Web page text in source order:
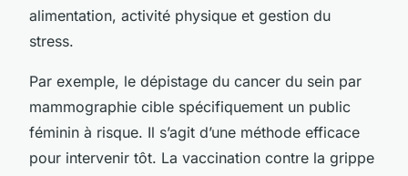
alimentation, activité physique et gestion du
stress.
Par exemple, le dépistage du cancer du sein par
mammographie cible spécifiquement un public
féminin à risque. Il s’agit d’une méthode efficace
pour intervenir tôt. La vaccination contre la grippe